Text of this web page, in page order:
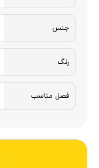
جنس
رنگ
فصل مناسب